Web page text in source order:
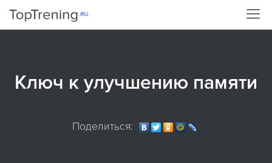
Ключ к улучшению памяти
Поделиться: